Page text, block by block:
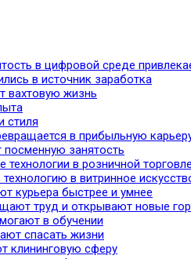
в цифровой среде
в источник заработка
вахтовую жизнь
стиля
в прибыльную
посменную занятость
в розничной торговле
в витринное
курьера быстрее и умнее
труд и открывают новые
в обучении
спасать жизни
клининговую сферу